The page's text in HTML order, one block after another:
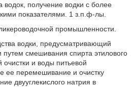
получение водки с более
показателями. 1 з.п.ф-лы.
промышленности.
водки, предусматривающий
путем смешивания спирта этилового
и воды питьевой
ее перемешивание и очистку
двууглекислого натрия в